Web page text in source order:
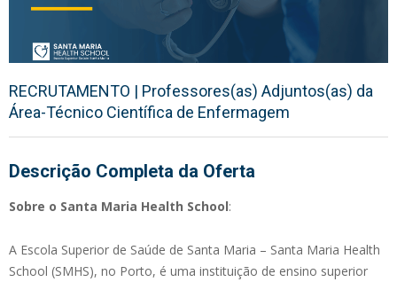
RECRUTAMENTO | Professores(as) Adjuntos(as) da
Área-Técnico Científica de Enfermagem
Descrição Completa da Oferta
Sobre o Santa Maria Health School:
A Escola Superior de Saúde de Santa Maria – Santa Maria Health
School (SMHS), no Porto, é uma instituição de ensino superior